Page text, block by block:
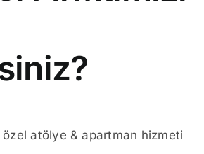
özel atölye & apartman hizmeti